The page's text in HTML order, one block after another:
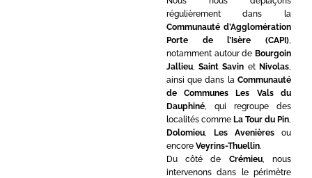
régulièrement dans la
Communauté d’Agglomération
Porte de l’Isère (CAPI)
notamment autour de Bourgoin
Jallieu,Saint Savin et Nivolas
ainsi que dans la Communauté
de Communes Les Vals du
Dauphiné, qui regroupe des
localités comme La Tour du Pin
Dolomieu, Les Avenièresou
encore Veyrins-Thuellin.
Du côté de Crémieu, nous
intervenons dans le périmètre